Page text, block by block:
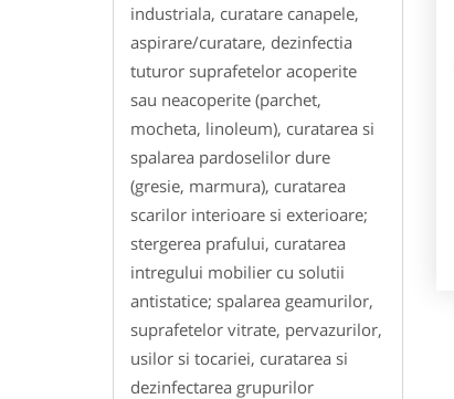
industriala, curatare canapele,
aspirare/curatare, dezinfectia
tuturor suprafetelor acoperite
sau neacoperite (parchet,
mocheta, linoleum), curatarea si
spalarea pardoselilor dure
(gresie, marmura), curatarea
scarilor interioare si exterioare;
stergerea prafului, curatarea
intregului mobilier cu solutii
antistatice; spalarea geamurilor,
suprafetelor vitrate, pervazurilor,
usilor si tocariei, curatarea si
dezinfectarea grupurilor